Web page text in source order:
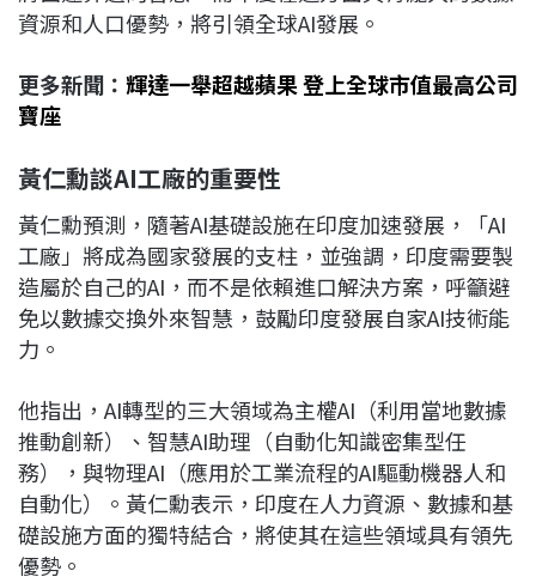
資源和人口優勢，將引領全球AI發展。
更多新聞： 輝達一舉超越蘋果 登上全球市值最高公司
寶座
黃仁勳談AI工廠的重要性
黃仁勳預測，隨著AI基礎設施在印度加速發展，「AI
工廠」將成為國家發展的支柱，並強調，印度需要製
造屬於自己的AI，而不是依賴進口解決方案，呼籲避
免以數據交換外來智慧，鼓勵印度發展自家AI技術能
力。
他指出，AI轉型的三大領域為主權AI（利用當地數據
推動創新）、智慧AI助理（自動化知識密集型任
務），與物理AI（應用於工業流程的AI驅動機器人和
自動化）。黃仁勳表示，印度在人力資源、數據和基
礎設施方面的獨特結合，將使其在這些領域具有領先
優勢。